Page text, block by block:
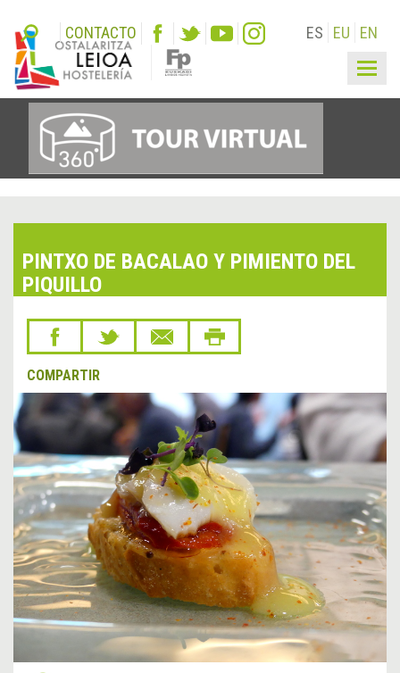
CONTACTO ES EU EN
PINTXO DE BACALAO Y PIMIENTO DEL
PIQUILLO
COMPARTIR